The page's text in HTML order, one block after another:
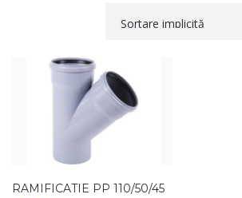
RAMIFICATIE PP 110/50/45